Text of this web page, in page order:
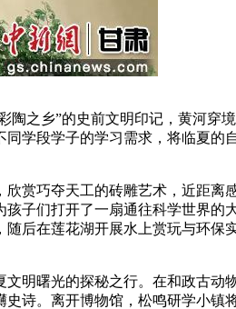
之乡”的史前文明印记，黄河穿
学段学子的学习需求，将临夏的
赏巧夺天工的砖雕艺术，近距离
子们打开了一扇通往科学世界的
后在莲花湖开展水上赏玩与环保
明曙光的探秘之行。在和政古动
诗。离开博物馆，松鸣研学小镇